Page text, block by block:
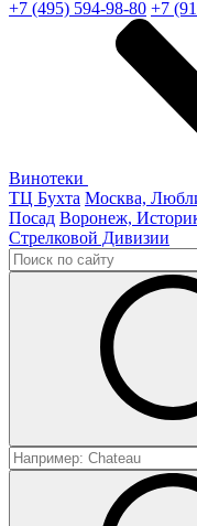
+7 (495) 594-98-80 +7
Винотеки
ТЦ Бухта Москва,
Посад Воронеж,
Стрелковой Дивизии